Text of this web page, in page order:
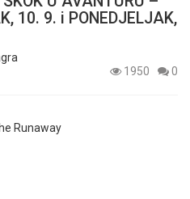
10. 9. i PONEDJELJAK,
1950
0
Runaway